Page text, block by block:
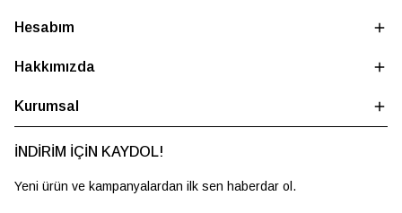
Hesabım
Hakkımızda
Kurumsal
İNDİRİM İÇİN KAYDOL!
Yeni ürün ve kampanyalardan ilk sen haberdar ol.